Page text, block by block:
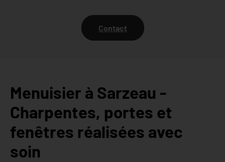
Contact
Menuisier à Sarzeau -
Charpentes, portes et
fenêtres réalisées avec
soin